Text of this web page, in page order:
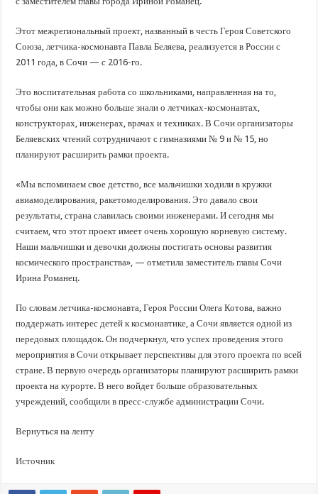
В городах и районах Кубани отметили День России
Стартовал прием заявок на 20-й юбилейный молодежный форум «Регион 93»
Этот межрегиональный проект, названный в честь Героя Советского
Союза, летчика-космонавта Павла Беляева, реализуется в России с
2011 года, в Сочи — с 2016-го.
Это воспитательная работа со школьниками, направленная на то,
чтобы они как можно больше знали о летчиках-космонавтах,
конструкторах, инженерах, врачах и техниках. В Сочи организаторы
Беляевских чтений сотрудничают с гимназиями № 9 и № 15, но
планируют расширить рамки проекта.
«Мы вспоминаем свое детство, все мальчишки ходили в кружки
авиамоделирования, ракетомоделирования. Это давало свои
результаты, страна славилась своими инженерами. И сегодня мы
считаем, что этот проект имеет очень хорошую корневую систему.
Наши мальчишки и девочки должны постигать основы развития
космического пространства», — отметила заместитель главы Сочи
Ирина Романец.
По словам летчика-космонавта, Героя России Олега Котова, важно
поддержать интерес детей к космонавтике, а Сочи является одной из
передовых площадок. Он подчеркнул, что успех проведения этого
мероприятия в Сочи открывает перспективы для этого проекта по всей
стране. В первую очередь организаторы планируют расширить рамки
проекта на курорте. В него войдет больше образовательных
учреждений, сообщили в пресс-службе администрации Сочи.
Вернуться на ленту
Источник